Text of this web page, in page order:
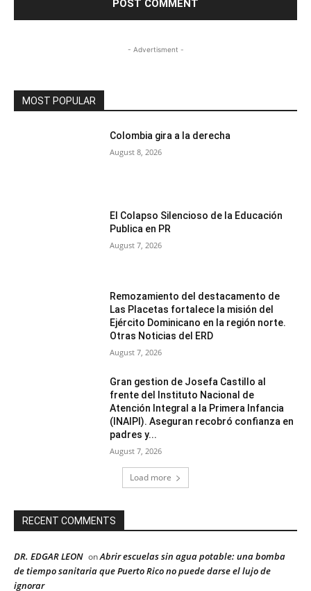
- Advertisment -
MOST POPULAR
Colombia gira a la derecha
August 8, 2026
El Colapso Silencioso de la Educación
Publica en PR
August 7, 2026
Remozamiento del destacamento de
Las Placetas fortalece la misión del
Ejército Dominicano en la región norte.
Otras Noticias del ERD
August 7, 2026
Gran gestion de Josefa Castillo al
frente del Instituto Nacional de
Atención Integral a la Primera Infancia
(INAIPI). Aseguran recobró confianza en
padres y...
August 7, 2026
Load more
RECENT COMMENTS
DR. EDGAR LEON onAbrir escuelas sin agua potable: una bomba
de tiempo sanitaria que Puerto Rico no puede darse el lujo de
ignorar